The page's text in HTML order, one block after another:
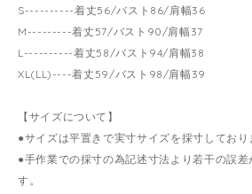
S----------着丈56/バスト86/肩幅36
M---------着丈57/バスト90/肩幅37
L----------着丈58/バスト94/肩幅38
XL(LL)----着丈59/バスト98/肩幅39
【サイズについて】
●サイズは平置きで実寸サイズを採寸しており
●手作業での採寸の為記述寸法より若干の誤差
す。